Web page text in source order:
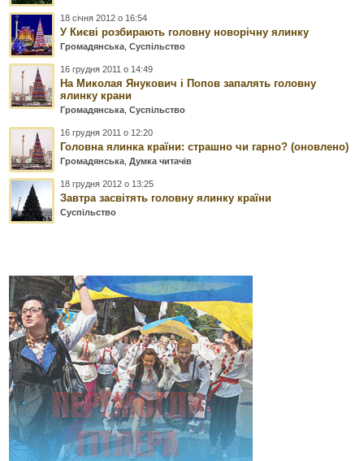
18 січня 2012 о 16:54
У Києві розбирають головну новорічну ялинку
Громадянська,Суспільство
16 грудня 2011 о 14:49
На Миколая Янукович і Попов запалять головну
ялинку крани
Громадянська,Суспільство
16 грудня 2011 о 12:20
Головна ялинка країни: страшно чи гарно? (оновлено)
Громадянська,Думка читачів
18 грудня 2012 о 13:25
Завтра засвітять головну ялинку країни
Суспільство